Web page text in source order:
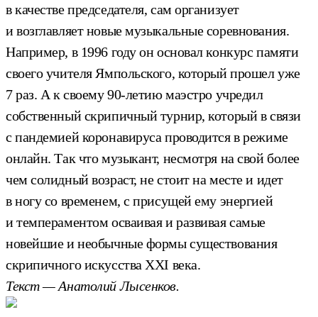
в качестве председателя, сам организует
и возглавляет новые музыкальные соревнования.
Например, в 1996 году он основал конкурс памяти
своего учителя Ямпольского, который прошел уже
7 раз. А к своему 90-летию маэстро учредил
собственный скрипичный турнир, который в связи
с пандемией коронавируса проводится в режиме
онлайн. Так что музыкант, несмотря на свой более
чем солидный возраст, не стоит на месте и идет
в ногу со временем, с присущей ему энергией
и темпераментом осваивая и развивая самые
новейшие и необычные формы существования
скрипичного искусства ХХI века.
Текст — Анатолий Лысенков.